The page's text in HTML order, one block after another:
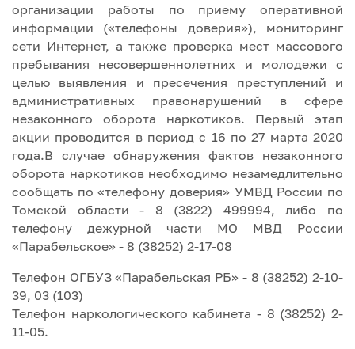
организации работы по приему оперативной
информации («телефоны доверия»), мониторинг
сети Интернет, а также проверка мест массового
пребывания несовершеннолетних и молодежи с
целью выявления и пресечения преступлений и
административных правонарушений в сфере
незаконного оборота наркотиков. Первый этап
акции проводится в период с 16 по 27 марта 2020
года.В случае обнаружения фактов незаконного
оборота наркотиков необходимо незамедлительно
сообщать по «телефону доверия» УМВД России по
Томской области - 8 (3822) 499994, либо по
телефону дежурной части МО МВД России
«Парабельское» - 8 (38252) 2-17-08
Телефон ОГБУЗ «Парабельская РБ» - 8 (38252) 2-10-
39, 03 (103)
Телефон наркологического кабинета - 8 (38252) 2-
11-05.